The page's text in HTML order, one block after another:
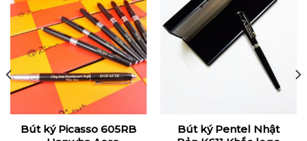
Bút ký Picasso 605RB
Bút ký Pentel Nhật